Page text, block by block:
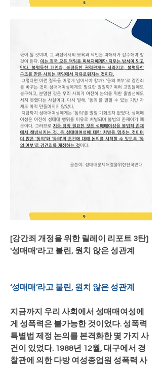
[강간죄 개정을 위한 릴레이 리포트 3탄]
'성매매'라고 불린, 원치 않은 성관계
‘성매매’라고 불린, 원치 않은 성관계
지금까지 우리 사회에서 성매매여성에
게 성폭력은 불가능한 것이었다. 성폭력
특별법 제정 논의를 본격화한 몇 가지 사
건이 있었다. 1988년 12월, 대구에서 경
찰관에 의한 다방 여성종업원 성폭력 사